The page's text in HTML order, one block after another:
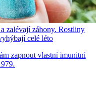
zalévají záhony. Rostliny
celé léto
zapnout vlastní imunitní